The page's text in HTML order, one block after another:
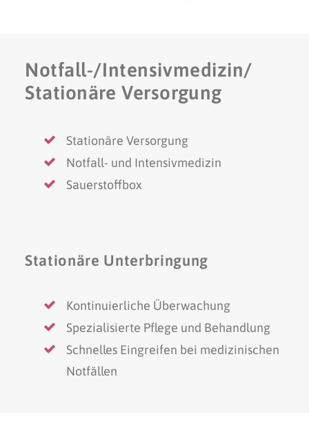
Notfall-/Intensivmedizin/
Stationäre Versorgung
Stationäre Versorgung
Notfall- und Intensivmedizin
Sauerstoffbox
Stationäre Unterbringung
Kontinuierliche Überwachung
Spezialisierte Pflege und Behandlung
Schnelles Eingreifen bei medizinischen
Notfällen